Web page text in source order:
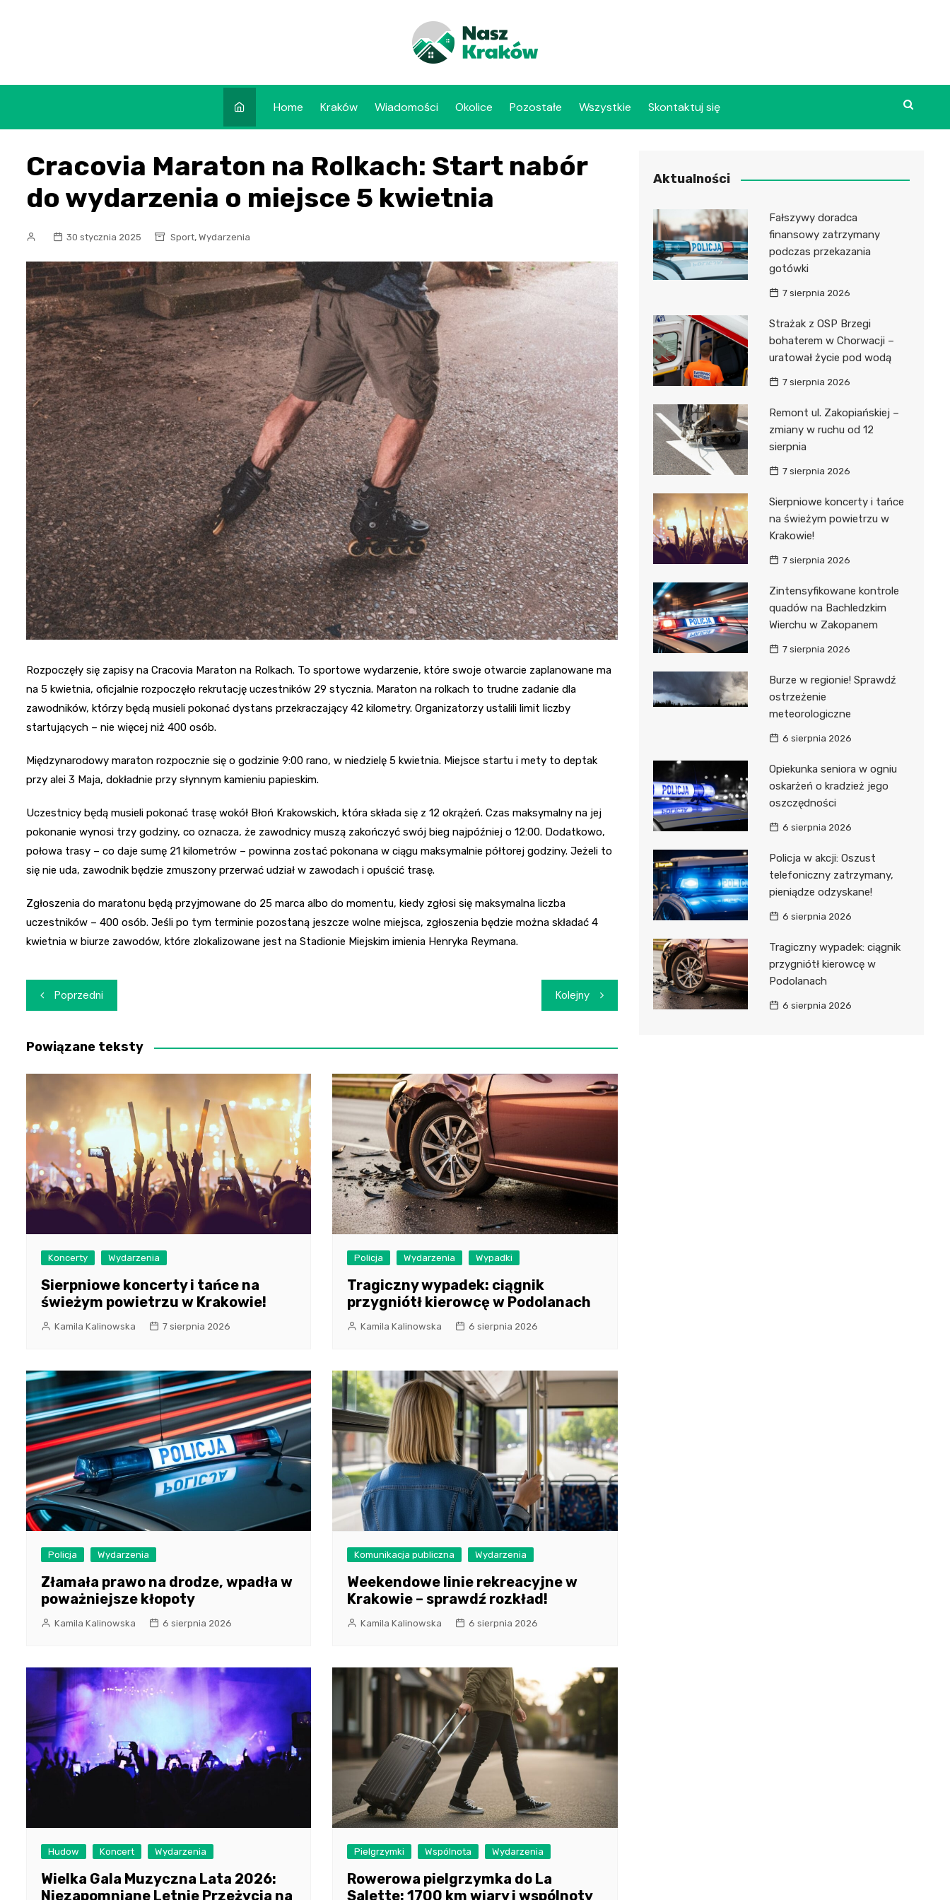
Home Kraków Wiadomości Okolice Pozostałe Wszystkie Skontaktuj się
Cracovia Maraton na Rolkach: Start nabór
do wydarzenia o miejsce 5 kwietnia
30 stycznia 2025 Sport, Wydarzenia
Rozpoczęły się zapisy na Cracovia Maraton na Rolkach. To sportowe wydarzenie, które swoje otwarcie zaplanowane ma
na 5 kwietnia, oficjalnie rozpoczęło rekrutację uczestników 29 stycznia. Maraton na rolkach to trudne zadanie dla
zawodników, którzy będą musieli pokonać dystans przekraczający 42 kilometry. Organizatorzy ustalili limit liczby
startujących – nie więcej niż 400 osób.
Międzynarodowy maraton rozpocznie się o godzinie 9:00 rano, w niedzielę 5 kwietnia. Miejsce startu i mety to deptak
przy alei 3 Maja, dokładnie przy słynnym kamieniu papieskim.
Uczestnicy będą musieli pokonać trasę wokół Błoń Krakowskich, która składa się z 12 okrążeń. Czas maksymalny na jej
pokonanie wynosi trzy godziny, co oznacza, że zawodnicy muszą zakończyć swój bieg najpóźniej o 12:00. Dodatkowo,
połowa trasy – co daje sumę 21 kilometrów – powinna zostać pokonana w ciągu maksymalnie półtorej godziny. Jeżeli to
się nie uda, zawodnik będzie zmuszony przerwać udział w zawodach i opuścić trasę.
Zgłoszenia do maratonu będą przyjmowane do 25 marca albo do momentu, kiedy zgłosi się maksymalna liczba
uczestników – 400 osób. Jeśli po tym terminie pozostaną jeszcze wolne miejsca, zgłoszenia będzie można składać 4
kwietnia w biurze zawodów, które zlokalizowane jest na Stadionie Miejskim imienia Henryka Reymana.
Nawigacja
wpisu
Poprzedni Kolejny
Powiązane teksty
Koncerty Wydarzenia
Sierpniowe koncerty i tańce na
świeżym powietrzu w Krakowie!
Kamila Kalinowska 7 sierpnia 2026
Policja Wydarzenia Wypadki
Tragiczny wypadek: ciągnik
przygniótł kierowcę w Podolanach
Kamila Kalinowska 6 sierpnia 2026
Policja Wydarzenia
Złamała prawo na drodze, wpadła w
poważniejsze kłopoty
Kamila Kalinowska 6 sierpnia 2026
Komunikacja publiczna Wydarzenia
Weekendowe linie rekreacyjne w
Krakowie – sprawdź rozkład!
Kamila Kalinowska 6 sierpnia 2026
Hudow Koncert Wydarzenia
Wielka Gala Muzyczna Lata 2026:
Niezapomniane Letnie Przeżycia na
Pielgrzymki Wspólnota Wydarzenia
Rowerowa pielgrzymka do La
Salette: 1700 km wiary i wspólnoty
Aktualności
Fałszywy doradca
finansowy zatrzymany
podczas przekazania
gotówki
7 sierpnia 2026
Strażak z OSP Brzegi
bohaterem w Chorwacji –
uratował życie pod wodą
7 sierpnia 2026
Remont ul. Zakopiańskiej –
zmiany w ruchu od 12
sierpnia
7 sierpnia 2026
Sierpniowe koncerty i tańce
na świeżym powietrzu w
Krakowie!
7 sierpnia 2026
Zintensyfikowane kontrole
quadów na Bachledzkim
Wierchu w Zakopanem
7 sierpnia 2026
Burze w regionie! Sprawdź
ostrzeżenie
meteorologiczne
6 sierpnia 2026
Opiekunka seniora w ogniu
oskarżeń o kradzież jego
oszczędności
6 sierpnia 2026
Policja w akcji: Oszust
telefoniczny zatrzymany,
pieniądze odzyskane!
6 sierpnia 2026
Tragiczny wypadek: ciągnik
przygniótł kierowcę w
Podolanach
6 sierpnia 2026